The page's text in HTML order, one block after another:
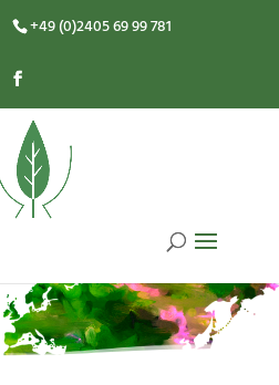
+49 (0)2405 69 99 781